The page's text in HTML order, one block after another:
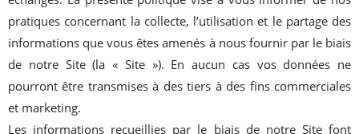
pratiques concernant la collecte, l’utilisation et le partage des
informations que vous êtes amenés à nous fournir par le biais
de notre Site (la « Site »). En aucun cas vos données ne
pourront être transmises à des tiers à des fins commerciales
et marketing.
Les informations recueillies par le biais de notre Site font